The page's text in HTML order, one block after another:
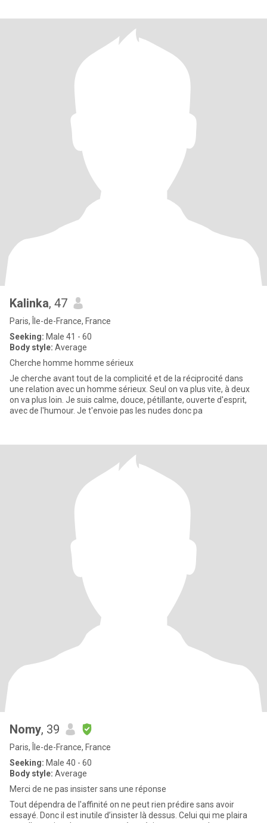
Kalinka, 47
Paris, Île-de-France, France
Seeking: Male 41 - 60
Body style: Average
Cherche homme homme sérieux
Je cherche avant tout de la complicité et de la réciprocité dans
une relation avec un homme sérieux. Seul on va plus vite, à deux
on va plus loin. Je suis calme, douce, pétillante, ouverte d'esprit,
avec de l'humour. Je t'envoie pas les nudes donc pa
Nomy, 39
Paris, Île-de-France, France
Seeking: Male 40 - 60
Body style: Average
Merci de ne pas insister sans une réponse
Tout dépendra de l'affinité on ne peut rien prédire sans avoir
essayé. Donc il est inutile d’insister là dessus. Celui qui me plaira